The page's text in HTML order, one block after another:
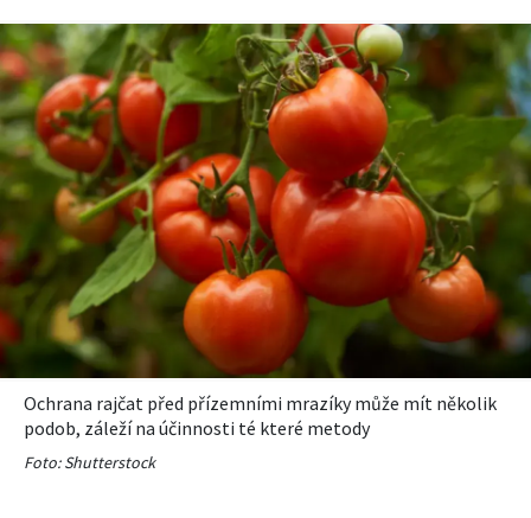
Ochrana rajčat před přízemními mrazíky může mít několik
podob, záleží na účinnosti té které metody
Foto: Shutterstock